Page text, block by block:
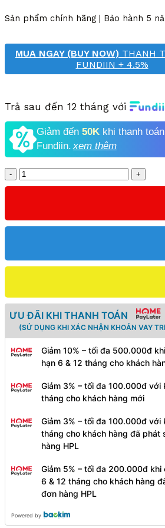
2,690,000 VND.
Sản phẩm chính hãng | Bảo hành 5
MUA NGAY (BUY NOW) THANH
FUNDIIN + 4.5%
Trả sau đến 12 tháng với
Giảm đến 50K khi thanh
Fundiin.xem thêm
Số
lượng
ƯU ĐÃI KHI THANH TOÁN
(SỬ DỤNG KHI XÁC NHẬN KHOẢN VAY
Giảm 10% – tối đa 500.000đ
hạn 6 & 12 tháng cho khách
Giảm 3% – tối đa 100.000đ với
tháng cho khách hàng mới
Giảm 3% – tối đa 100.000đ với
tháng cho khách hàng đã phát
hàng HPL
Giảm 5% – tối đa 200.000đ khi
6 & 12 tháng cho khách hàng
đơn hàng HPL
Powered by